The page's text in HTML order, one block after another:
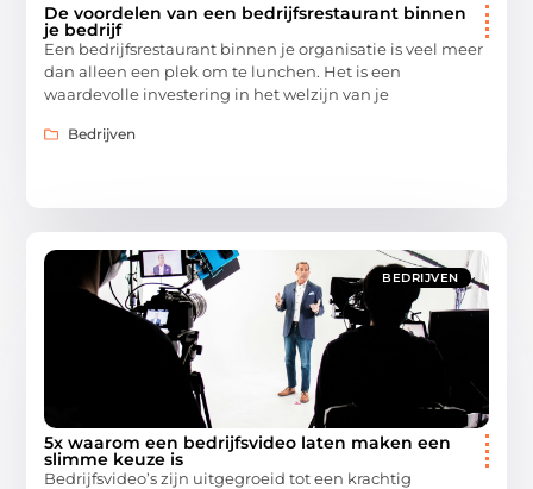
De voordelen van een bedrijfsrestaurant binnen
je bedrijf
Een bedrijfsrestaurant binnen je organisatie is veel meer
dan alleen een plek om te lunchen. Het is een
waardevolle investering in het welzijn van je
Bedrijven
BEDRIJVEN
5x waarom een bedrijfsvideo laten maken een
slimme keuze is
Bedrijfsvideo’s zijn uitgegroeid tot een krachtig